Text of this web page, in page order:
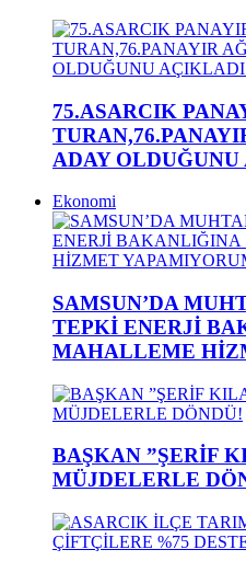
75.ASARCIK
ADAY
Ekonomi
SAMSUN’DA
TEPKİ ENERJİ
MAHALLEME
BAŞKAN ”ŞERİF
MÜJDELERLE